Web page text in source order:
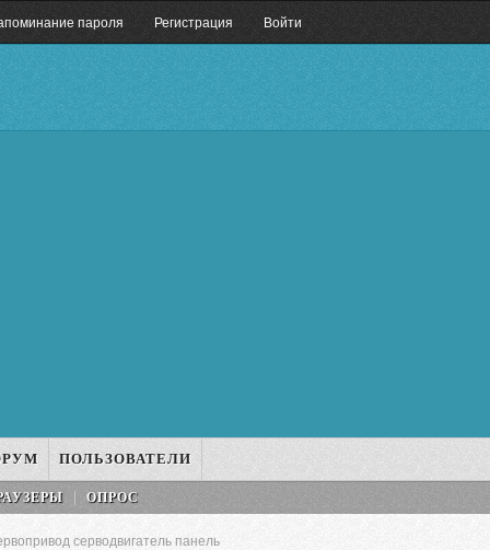
пароля Регистрация Войти
ПОЛЬЗОВАТЕЛИ
ОПРОС
серводвигатель панель